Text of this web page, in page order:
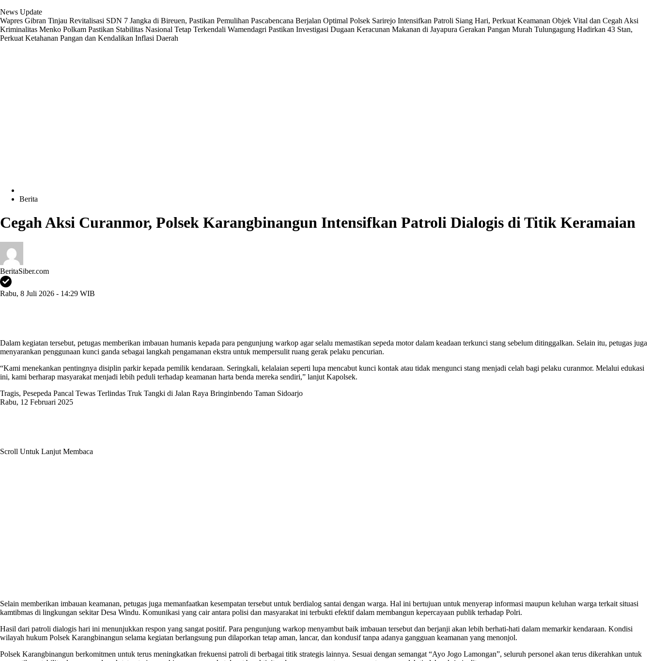
News Update
Wapres Gibran Tinjau Revitalisasi SDN 7 Jangka di Bireuen, Pastikan Pemulihan Pascabencana Berjalan Optimal Polsek Sarirejo Intensifkan Patroli Siang Hari, Perkuat Keamanan Objek Vital dan Cegah Aksi
Kriminalitas Menko Polkam Pastikan Stabilitas Nasional Tetap Terkendali Wamendagri Pastikan Investigasi Dugaan Keracunan Makanan di Jayapura Gerakan Pangan Murah Tulungagung Hadirkan 43 Stan,
Perkuat Ketahanan Pangan dan Kendalikan Inflasi Daerah
Berita
Cegah Aksi Curanmor, Polsek Karangbinangun Intensifkan Patroli Dialogis di Titik Keramaian
BeritaSiber.com
Rabu, 8 Juli 2026 - 14:29 WIB
Dalam kegiatan tersebut, petugas memberikan imbauan humanis kepada para pengunjung warkop agar selalu memastikan sepeda motor dalam keadaan terkunci stang sebelum ditinggalkan. Selain itu, petugas juga
menyarankan penggunaan kunci ganda sebagai langkah pengamanan ekstra untuk mempersulit ruang gerak pelaku pencurian.
“Kami menekankan pentingnya disiplin parkir kepada pemilik kendaraan. Seringkali, kelalaian seperti lupa mencabut kunci kontak atau tidak mengunci stang menjadi celah bagi pelaku curanmor. Melalui edukasi
ini, kami berharap masyarakat menjadi lebih peduli terhadap keamanan harta benda mereka sendiri,” lanjut Kapolsek.
Tragis, Pesepeda Pancal Tewas Terlindas Truk Tangki di Jalan Raya Bringinbendo Taman Sidoarjo
Rabu, 12 Februari 2025
Scroll Untuk Lanjut Membaca
Selain memberikan imbauan keamanan, petugas juga memanfaatkan kesempatan tersebut untuk berdialog santai dengan warga. Hal ini bertujuan untuk menyerap informasi maupun keluhan warga terkait situasi
kamtibmas di lingkungan sekitar Desa Windu. Komunikasi yang cair antara polisi dan masyarakat ini terbukti efektif dalam membangun kepercayaan publik terhadap Polri.
Hasil dari patroli dialogis hari ini menunjukkan respon yang sangat positif. Para pengunjung warkop menyambut baik imbauan tersebut dan berjanji akan lebih berhati-hati dalam memarkir kendaraan. Kondisi
wilayah hukum Polsek Karangbinangun selama kegiatan berlangsung pun dilaporkan tetap aman, lancar, dan kondusif tanpa adanya gangguan keamanan yang menonjol.
Polsek Karangbinangun berkomitmen untuk terus meningkatkan frekuensi patroli di berbagai titik strategis lainnya. Sesuai dengan semangat “Ayo Jogo Lamongan”, seluruh personel akan terus dikerahkan untuk